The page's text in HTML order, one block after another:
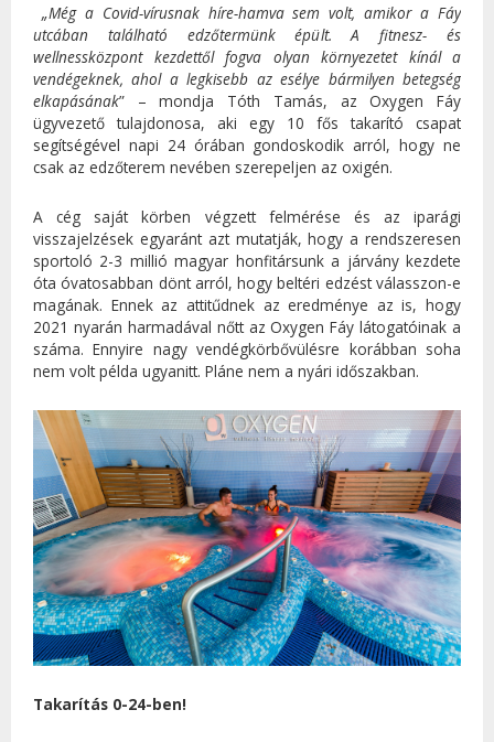
„Még a Covid-vírusnak híre-hamva sem volt, amikor a Fáy
utcában található edzőtermünk épült. A fitnesz- és
wellnessközpont kezdettől fogva olyan környezetet kínál a
vendégeknek, ahol a legkisebb az esélye bármilyen betegség
elkapásának” – mondja Tóth Tamás, az Oxygen Fáy
ügyvezető tulajdonosa, aki egy 10 fős takarító csapat
segítségével napi 24 órában gondoskodik arról, hogy ne
csak az edzőterem nevében szerepeljen az oxigén.
A cég saját körben végzett felmérése és az iparági
visszajelzések egyaránt azt mutatják, hogy a rendszeresen
sportoló 2-3 millió magyar honfitársunk a járvány kezdete
óta óvatosabban dönt arról, hogy beltéri edzést válasszon-e
magának. Ennek az attitűdnek az eredménye az is, hogy
2021 nyarán harmadával nőtt az Oxygen Fáy látogatóinak a
száma. Ennyire nagy vendégkörbővülésre korábban soha
nem volt példa ugyanitt. Pláne nem a nyári időszakban.
Takarítás 0-24-ben!